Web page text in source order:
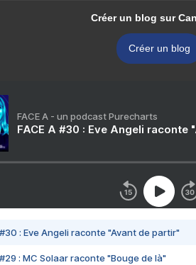
Créer un blog sur
Créer un blog
FACE A - un podcast Purecharts
FACE A #30 : Eve Angeli raconte
#30 : Eve Angeli raconte "Avant de partir"
#29 : MC Solaar raconte "Bouge de là"